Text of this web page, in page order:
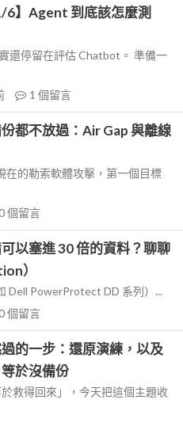
6】Agent 到底該怎麼測
還停留在評估 Chatbot。 準備一
1 個留言
都不放過：Air Gap 與離線
在的勒索軟體攻擊，第一個目標
個留言
以塞進 30 倍的資料？聊聊
）
Dell PowerProtect DD 系列）...
個留言
的一步：還原演練，以及
於沒備份
救得回來」，今天把這個主題收